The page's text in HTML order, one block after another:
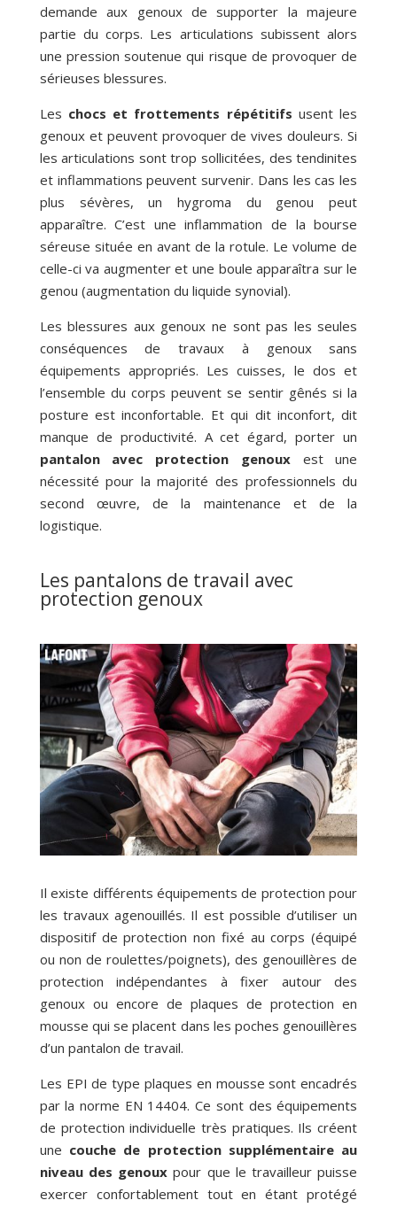
demande aux genoux de supporter la majeure
partie du corps. Les articulations subissent alors
une pression soutenue qui risque de provoquer de
sérieuses blessures.
Les chocs et frottements répétitifs usent les
genoux et peuvent provoquer de vives douleurs. Si
les articulations sont trop sollicitées, des tendinites
et inflammations peuvent survenir. Dans les cas les
plus sévères, un hygroma du genou peut
apparaître. C’est une inflammation de la bourse
séreuse située en avant de la rotule. Le volume de
celle-ci va augmenter et une boule apparaîtra sur le
genou (augmentation du liquide synovial).
Les blessures aux genoux ne sont pas les seules
conséquences de travaux à genoux sans
équipements appropriés. Les cuisses, le dos et
l’ensemble du corps peuvent se sentir gênés si la
posture est inconfortable. Et qui dit inconfort, dit
manque de productivité. A cet égard, porter un
pantalon avec protection
genouxest une
nécessité pour la majorité des professionnels du
second œuvre, de la maintenance et de la
logistique.
Les pantalons de travail avec
protection genoux
Il existe différents équipements de protection pour
les travaux agenouillés. Il est possible d’utiliser un
dispositif de protection non fixé au corps (équipé
ou non de roulettes/poignets), des genouillères de
protection indépendantes à fixer autour des
genoux ou encore de plaques de protection en
mousse qui se placent dans les poches genouillères
d’un pantalon de travail.
Les EPI de type plaques en mousse sont encadrés
par la norme EN 14404. Ce sont des équipements
de protection individuelle très pratiques. Ils créent
une couche de protection supplémentaire au
niveau des genoux pour que le travailleur puisse
exercer confortablement tout en étant protégé